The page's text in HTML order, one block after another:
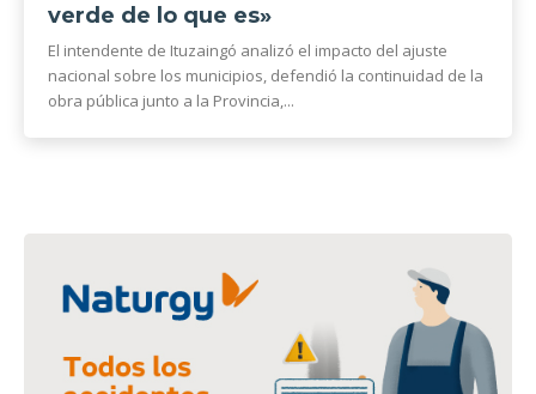
verde de lo que es»
El intendente de Ituzaingó analizó el impacto del ajuste
nacional sobre los municipios, defendió la continuidad de la
obra pública junto a la Provincia,...